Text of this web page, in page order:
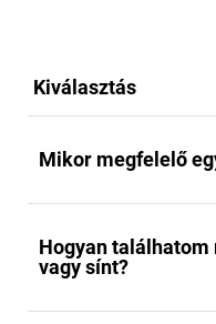
Kiválasztás
Mikor megfelelő
Hogyan
vagy sínt?